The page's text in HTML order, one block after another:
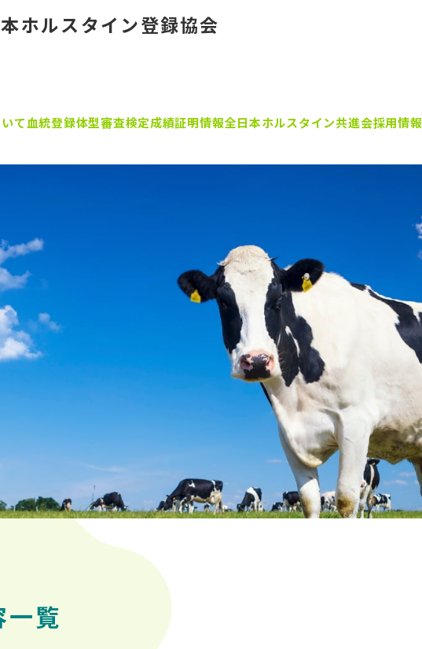
ホルスタイン登録協会
て 血統登録体型審査検定成績証明情報全日本ホルスタイン共進会採用情報
一覧